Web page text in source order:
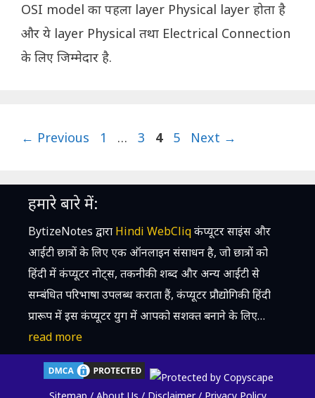
OSI model का पहला layer Physical layer होता है
और ये layer Physical तथा Electrical Connection
के लिए जिम्मेदार है.
← Previous Page
1 … Page
3 Page
4 Page
5 Next →
हमारे बारे में:
BytizeNotes द्वारा Hindi WebCliqकंप्यूटर साइंस और
आईटी छात्रों के लिए एक ऑनलाइन संसाधन है, जो छात्रों को
हिंदी में कंप्यूटर नोट्स, तकनीकी शब्द और अन्य आईटी से
सम्बंधित परिभाषा उपलब्ध कराता हैं, कंप्यूटर प्रौद्योगिकी हिंदी
प्रारूप में इस कंप्यूटर युग में आपको सशक्त बनाने के लिए…
read more